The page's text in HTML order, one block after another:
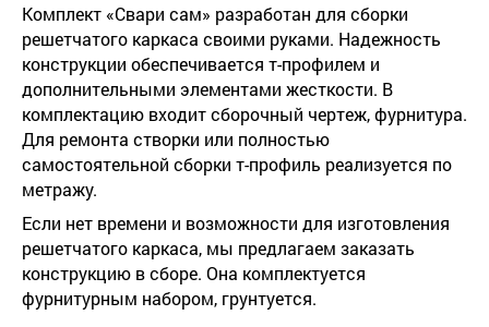
Комплект «Свари сам» разработан для сборки
решетчатого каркаса своими руками. Надежность
конструкции обеспечивается т-профилем и
дополнительными элементами жесткости. В
комплектацию входит сборочный чертеж, фурнитура.
Для ремонта створки или полностью
самостоятельной сборки т-профиль реализуется по
метражу.
Если нет времени и возможности для изготовления
решетчатого каркаса, мы предлагаем заказать
конструкцию в сборе. Она комплектуется
фурнитурным набором, грунтуется.